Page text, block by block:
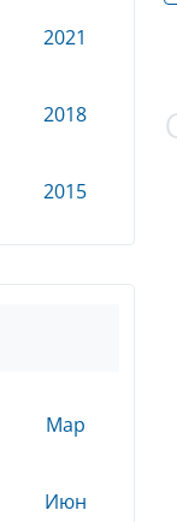
2021
2018
2015
Мар
Июн